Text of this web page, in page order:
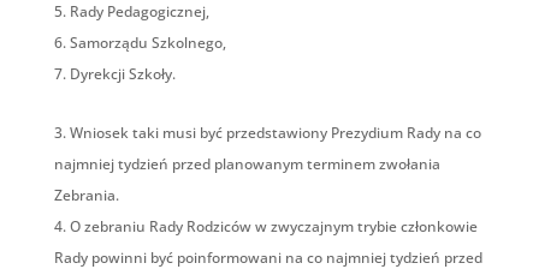
Rady Pedagogicznej,
Samorządu Szkolnego,
Dyrekcji Szkoły.
Wniosek taki musi być przedstawiony Prezydium Rady na co
najmniej tydzień przed planowanym terminem zwołania
Zebrania.
O zebraniu Rady Rodziców w zwyczajnym trybie członkowie
Rady powinni być poinformowani na co najmniej tydzień przed